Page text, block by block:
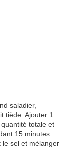
saladier,
tiède. Ajouter 1
totale et
15 minutes.
sel et mélanger